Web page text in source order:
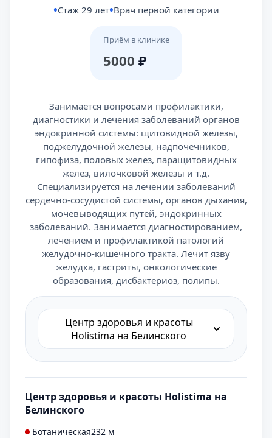
Стаж 29 лет Врач первой категории
Приём в клинике
5000 ₽
Занимается вопросами профилактики,
диагностики и лечения заболеваний органов
эндокринной системы: щитовидной железы,
поджелудочной железы, надпочечников,
гипофиза, половых желез, паращитовидных
желез, вилочковой железы и т.д.
Специализируется на лечении заболеваний
сердечно-сосудистой системы, органов дыхания,
мочевыводящих путей, эндокринных
заболеваний. Занимается диагностированием,
лечением и профилактикой патологий
желудочно-кишечного тракта. Лечит язву
желудка, гастриты, онкологические
образования, дисбактериоз, полипы.
Центр здоровья и красоты
Holistima на Белинского
Центр здоровья и красоты Holistima на
Белинского
Ботаническая232 м